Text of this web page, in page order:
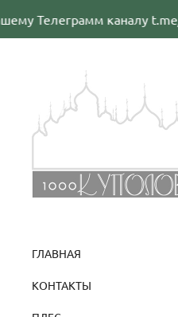
ГЛАВНАЯ
КОНТАКТЫ
каналу t.me/